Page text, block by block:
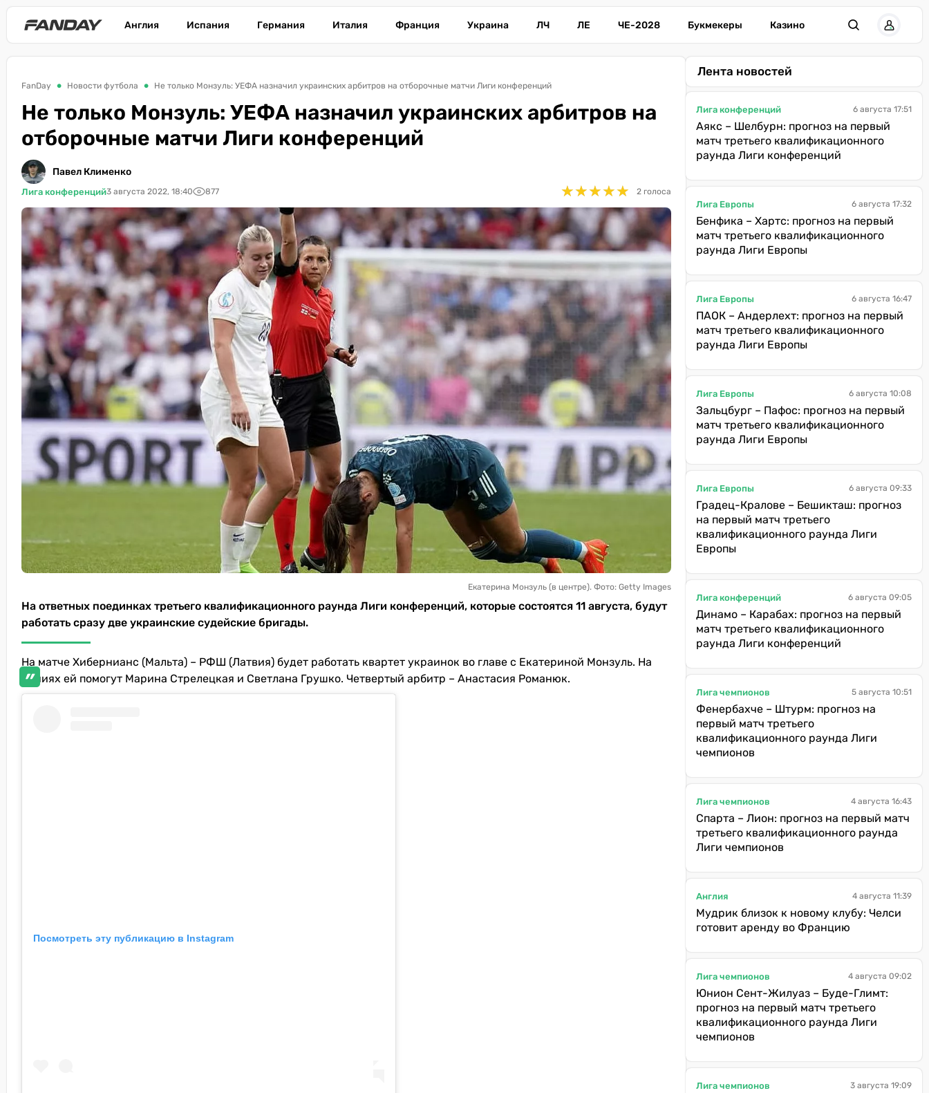
Англия Испания Германия Италия Франция Украина ЛЧ ЛЕ ЧЕ-2028 Букмекеры Казино
FanDay Новости футбола Не только Монзуль: УЕФА назначил украинских арбитров на отборочные матчи Лиги конференций
Не только Монзуль: УЕФА назначил украинских арбитров на
отборочные матчи Лиги конференций
Павел Клименко
Лига конференций3 августа 2022, 18:40 877 ★★★★★
★★★★★ 2 голоса
Екатерина Монзуль (в центре). Фото: Getty Images
На ответных поединках третьего квалификационного раунда Лиги конференций, которые состоятся 11 августа, будут
работать сразу две украинские судейские бригады.
На матче Хибернианс (Мальта) – РФШ (Латвия) будет работать квартет украинок во главе с Екатериной Монзуль. На
линиях ей помогут Марина Стрелецкая и Светлана Грушко. Четвертый арбитр – Анастасия Романюк.
Посмотреть эту публикацию в Instagram
Лента новостей
Лига конференций 6 августа 17:51
Аякс – Шелбурн: прогноз на первый
матч третьего квалификационного
раунда Лиги конференций
Лига Европы 6 августа 17:32
Бенфика – Хартс: прогноз на первый
матч третьего квалификационного
раунда Лиги Европы
Лига Европы 6 августа 16:47
ПАОК – Андерлехт: прогноз на первый
матч третьего квалификационного
раунда Лиги Европы
Лига Европы 6 августа 10:08
Зальцбург – Пафос: прогноз на первый
матч третьего квалификационного
раунда Лиги Европы
Лига Европы 6 августа 09:33
Градец-Кралове – Бешикташ: прогноз
на первый матч третьего
квалификационного раунда Лиги
Европы
Лига конференций 6 августа 09:05
Динамо – Карабах: прогноз на первый
матч третьего квалификационного
раунда Лиги конференций
Лига чемпионов 5 августа 10:51
Фенербахче – Штурм: прогноз на
первый матч третьего
квалификационного раунда Лиги
чемпионов
Лига чемпионов 4 августа 16:43
Спарта – Лион: прогноз на первый матч
третьего квалификационного раунда
Лиги чемпионов
Англия 4 августа 11:39
Мудрик близок к новому клубу: Челси
готовит аренду во Францию
Лига чемпионов 4 августа 09:02
Юнион Сент-Жилуаз – Буде-Глимт:
прогноз на первый матч третьего
квалификационного раунда Лиги
чемпионов
Лига чемпионов 3 августа 19:09